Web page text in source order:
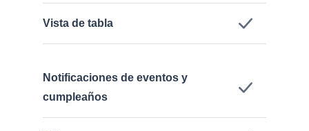
Vista de tabla
Notificaciones de eventos y
cumpleaños